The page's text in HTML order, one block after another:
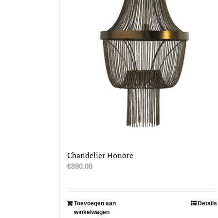
Chandelier Honore
€890.00
Toevoegen aan
winkelwagen
Details